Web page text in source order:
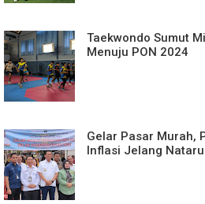
Taekwondo Sumut
Menuju PON 2024
Gelar Pasar Murah,
Inflasi Jelang Nataru